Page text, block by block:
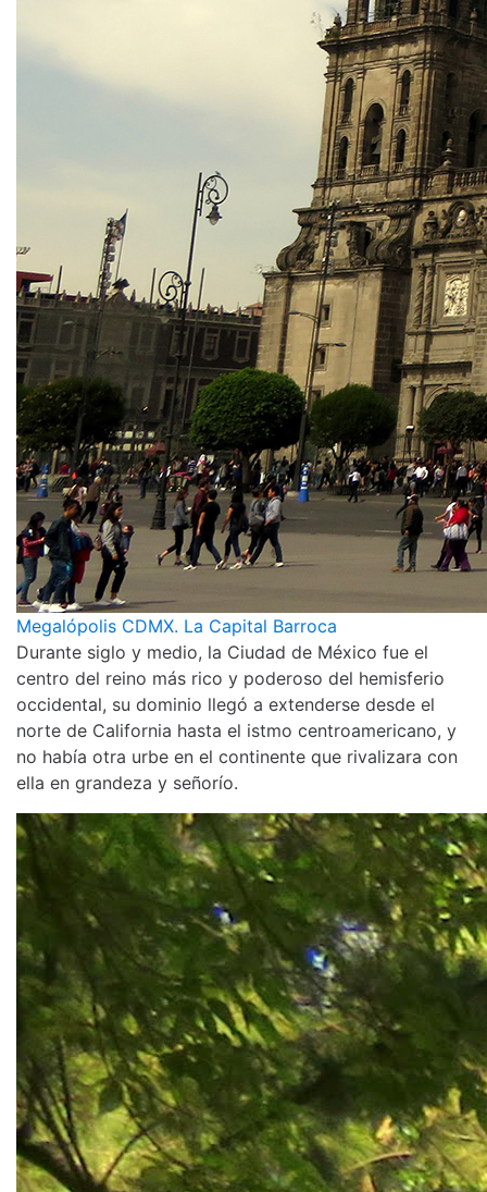
Megalópolis CDMX. La Capital Barroca
Durante siglo y medio, la Ciudad de México fue el
centro del reino más rico y poderoso del hemisferio
occidental, su dominio llegó a extenderse desde el
norte de California hasta el istmo centroamericano, y
no había otra urbe en el continente que rivalizara con
ella en grandeza y señorío.